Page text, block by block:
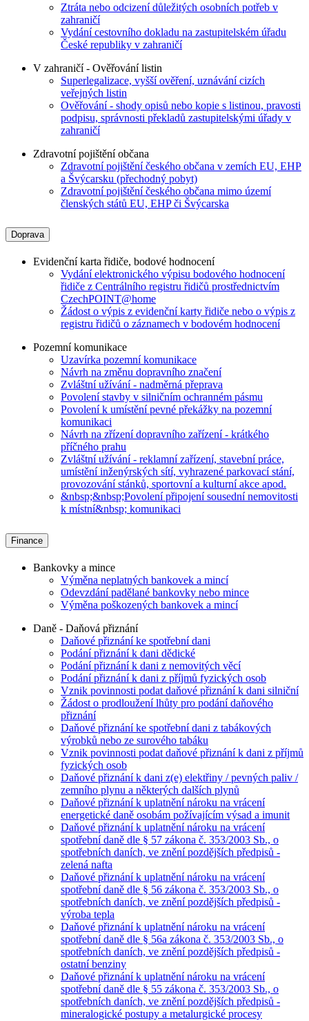
Ztráta nebo odcizení důležitých osobních potřeb v
zahraničí
Vydání cestovního dokladu na zastupitelském úřadu
České republiky v zahraničí
V zahraničí - Ověřování listin
Superlegalizace, vyšší ověření, uznávání cizích
veřejných listin
Ověřování - shody opisů nebo kopie s listinou, pravosti
podpisu, správnosti překladů zastupitelskými úřady v
zahraničí
Zdravotní pojištění občana
Zdravotní pojištění českého občana v zemích EU, EHP
a Švýcarsku (přechodný pobyt)
Zdravotní pojištění českého občana mimo území
členských států EU, EHP či Švýcarska
Doprava
Evidenční karta řidiče, bodové hodnocení
Vydání elektronického výpisu bodového hodnocení
řidiče z Centrálního registru řidičů prostřednictvím
CzechPOINT@home
Žádost o výpis z evidenční karty řidiče nebo o výpis z
registru řidičů o záznamech v bodovém hodnocení
Pozemní komunikace
Uzavírka pozemní komunikace
Návrh na změnu dopravního značení
Zvláštní užívání - nadměrná přeprava
Povolení stavby v silničním ochranném pásmu
Povolení k umístění pevné překážky na pozemní
komunikaci
Návrh na zřízení dopravního zařízení - krátkého
příčného prahu
Zvláštní užívání - reklamní zařízení, stavební práce,
umístění inženýrských sítí, vyhrazené parkovací stání,
provozování stánků, sportovní a kulturní akce apod.
&nbsp;&nbsp;Povolení připojení sousední nemovitosti
k místní&nbsp; komunikaci
Finance
Bankovky a mince
Výměna neplatných bankovek a mincí
Odevzdání padělané bankovky nebo mince
Výměna poškozených bankovek a mincí
Daně - Daňová přiznání
Daňové přiznání ke spotřební dani
Podání přiznání k dani dědické
Podání přiznání k dani z nemovitých věcí
Podání přiznání k dani z příjmů fyzických osob
Vznik povinnosti podat daňové přiznání k dani silniční
Žádost o prodloužení lhůty pro podání daňového
přiznání
Daňové přiznání ke spotřební dani z tabákových
výrobků nebo ze surového tabáku
Vznik povinnosti podat daňové přiznání k dani z příjmů
fyzických osob
Daňové přiznání k dani z(e) elektřiny / pevných paliv /
zemního plynu a některých dalších plynů
Daňové přiznání k uplatnění nároku na vrácení
energetické daně osobám požívajícím výsad a imunit
Daňové přiznání k uplatnění nároku na vrácení
spotřební daně dle § 57 zákona č. 353/2003 Sb., o
spotřebních daních, ve znění pozdějších předpisů -
zelená nafta
Daňové přiznání k uplatnění nároku na vrácení
spotřební daně dle § 56 zákona č. 353/2003 Sb., o
spotřebních daních, ve znění pozdějších předpisů -
výroba tepla
Daňové přiznání k uplatnění nároku na vrácení
spotřební daně dle § 56a zákona č. 353/2003 Sb., o
spotřebních daních, ve znění pozdějších předpisů -
ostatní benziny
Daňové přiznání k uplatnění nároku na vrácení
spotřební daně dle § 55 zákona č. 353/2003 Sb., o
spotřebních daních, ve znění pozdějších předpisů -
mineralogické postupy a metalurgické procesy